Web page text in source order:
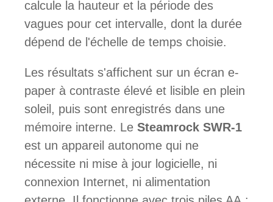
calcule la hauteur et la période des
vagues pour cet intervalle, dont la durée
dépend de l'échelle de temps choisie.
Les résultats s'affichent sur un écran e-
paper à contraste élevé et lisible en plein
soleil, puis sont enregistrés dans une
mémoire interne. Le Steamrock SWR-1
est un appareil autonome qui ne
nécessite ni mise à jour logicielle, ni
connexion Internet, ni alimentation